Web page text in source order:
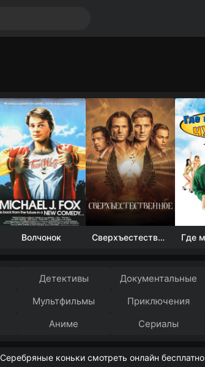
Волчонок Сверхъестественное
Детективы Документальные
Мультфильмы Приключения
Аниме Сериалы
Серебряные коньки смотреть онлайн бесплатно